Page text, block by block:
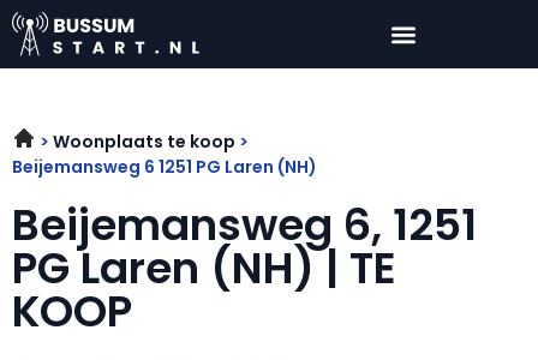
Woonplaats te koop
Beijemansweg 6 1251 PG Laren (NH)
Beijemansweg 6, 1251
PG Laren (NH) | TE
KOOP